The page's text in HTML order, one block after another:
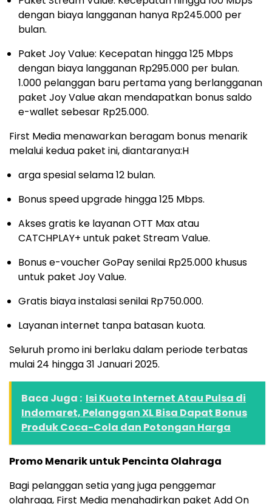
dengan biaya langganan hanya Rp245.000 per
bulan.
Paket Joy Value: Kecepatan hingga 125 Mbps
dengan biaya langganan Rp295.000 per bulan.
1.000 pelanggan baru pertama yang berlangganan
paket Joy Value akan mendapatkan bonus saldo
e-wallet sebesar Rp25.000.
First Media menawarkan beragam bonus menarik
melalui kedua paket ini, diantaranya:H
arga spesial selama 12 bulan.
Bonus speed upgrade hingga 125 Mbps.
Akses gratis ke layanan OTT Max atau
CATCHPLAY+ untuk paket Stream Value.
Bonus e-voucher GoPay senilai Rp25.000 khusus
untuk paket Joy Value.
Gratis biaya instalasi senilai Rp750.000.
Layanan internet tanpa batasan kuota.
Seluruh promo ini berlaku dalam periode terbatas
mulai 24 hingga 31 Januari 2025.
Baca Juga : Isi Kuota Internet Atau Pulsa di
Indomaret, Pelanggan XL Bisa Dapat Bonus
Produk Coca-Cola dan Potongan Harga
Promo Menarik untuk Pencinta Olahraga
Bagi pelanggan setia yang juga penggemar
olahraga, First Media menghadirkan paket Add On